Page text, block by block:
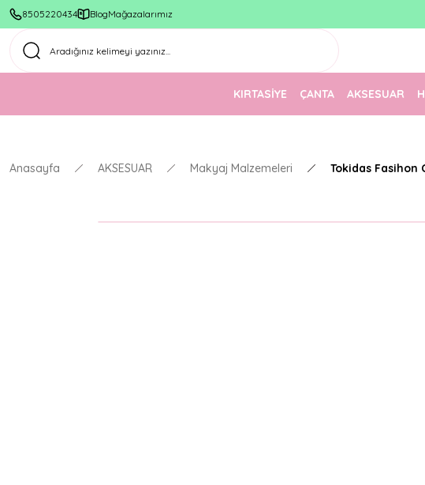
8505220434 BlogMağazalarımız
KIRTASİYE ÇANTA AKSESUAR
Anasayfa AKSESUAR Makyaj Malzemeleri Tokidas Fasihon